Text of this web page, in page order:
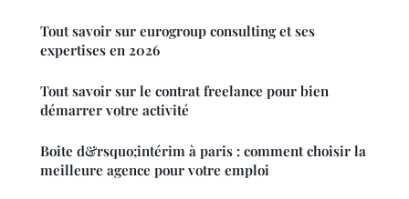
Tout savoir sur eurogroup consulting et ses
expertises en 2026
Tout savoir sur le contrat freelance pour bien
démarrer votre activité
Boite d&rsquo;intérim à paris : comment choisir la
meilleure agence pour votre emploi